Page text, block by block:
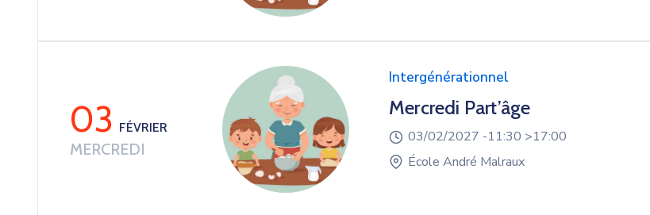
03FÉVRIER
MERCREDI
Intergénérationnel
Mercredi Part’âge
03/02/2027 -11:30 >17:00
École André Malraux